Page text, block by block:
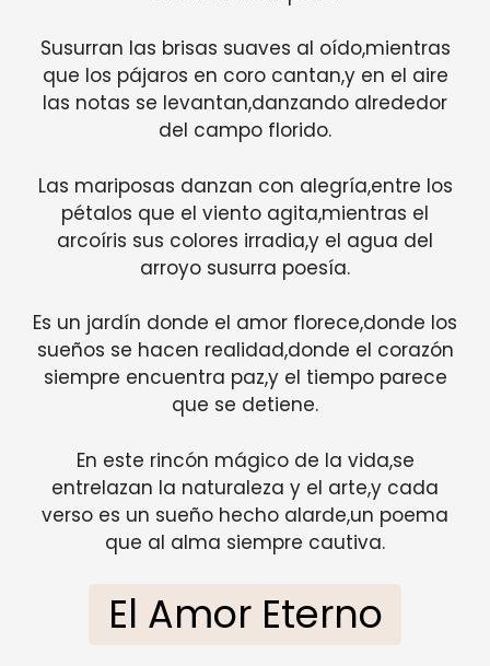
Susurran las brisas suaves al oído,mientras
que los pájaros en coro cantan,y en el aire
las notas se levantan,danzando alrededor
del campo florido.
Las mariposas danzan con alegría,entre los
pétalos que el viento agita,mientras el
arcoíris sus colores irradia,y el agua del
arroyo susurra poesía.
Es un jardín donde el amor florece,donde los
sueños se hacen realidad,donde el corazón
siempre encuentra paz,y el tiempo parece
que se detiene.
En este rincón mágico de la vida,se
entrelazan la naturaleza y el arte,y cada
verso es un sueño hecho alarde,un poema
que al alma siempre cautiva.
El Amor Eterno